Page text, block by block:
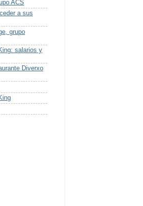
ACS
a sus
grupo
salarios y
Diverxo